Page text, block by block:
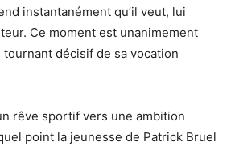
instantanément qu’il veut, lui
Ce moment est unanimement
décisif de sa vocation
rêve sportif vers une ambition
point la jeunesse de Patrick Bruel